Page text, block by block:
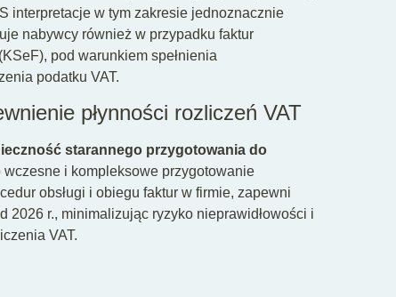
interpretacje w tym zakresie jednoznacznie
nabywcy również w przypadku faktur
pod warunkiem spełnienia
podatku VAT.
płynności rozliczeń VAT
starannego przygotowania do
i kompleksowe przygotowanie
obsługi i obiegu faktur w firmie, zapewni
2026 r., minimalizując ryzyko nieprawidłowości i
VAT.